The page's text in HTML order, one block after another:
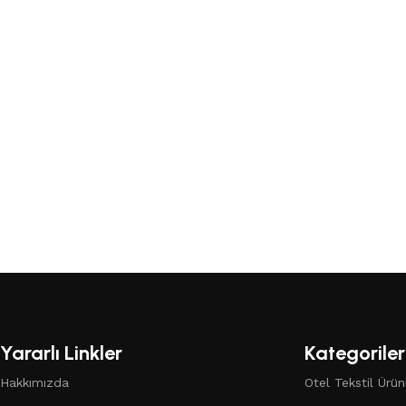
Yararlı Linkler
Hakkımızda
Kategoriler
Otel Tekstil